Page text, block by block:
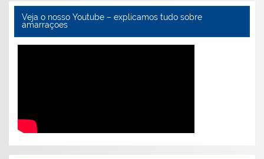
Veja o nosso Youtube – explicamos tudo sobre
amarraçoes